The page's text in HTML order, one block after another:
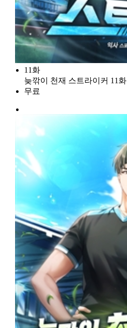
11화
늦깎이 천재 스트라이커 11화
무료